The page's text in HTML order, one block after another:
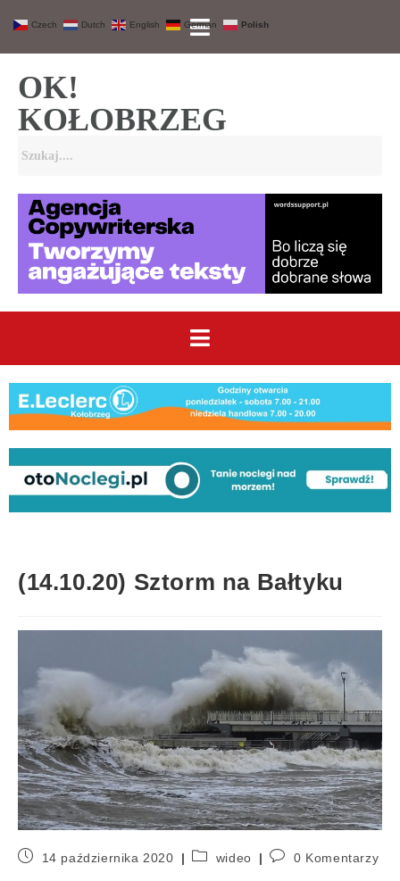
OK!
KOŁOBRZEG
(14.10.20) Sztorm na Bałtyku
14 października 2020 wideo 0 Komentarzy
Czech Dutch English German Polish